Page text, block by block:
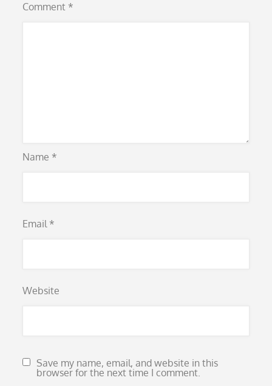
Comment *
Name *
Email *
Website
Save my name, email, and website in this
browser for the next time I comment.